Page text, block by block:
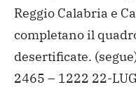
Reggio Calabria e
completano il
desertificate.
2465 – 1222 22-